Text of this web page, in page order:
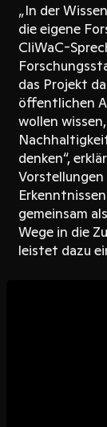
„In der
die eigene
CliWaC-
das Projekt
öffentlichen
wollen
denken“,
gemeinsam
Wege in die
leistet dazu